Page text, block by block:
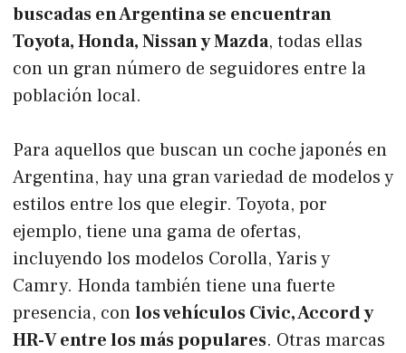
buscadas en Argentina se encuentran
Toyota, Honda, Nissan y Mazda, todas ellas
con un gran número de seguidores entre la
población local.
Para aquellos que buscan un coche japonés en
Argentina, hay una gran variedad de modelos y
estilos entre los que elegir. Toyota, por
ejemplo, tiene una gama de ofertas,
incluyendo los modelos Corolla, Yaris y
Camry. Honda también tiene una fuerte
presencia, conlos vehículos Civic, Accord y
HR-V entre los más populares. Otras marcas